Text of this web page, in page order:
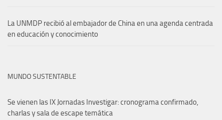
La UNMDP recibió al embajador de China en una agenda centrada
en educación y conocimiento
MUNDO SUSTENTABLE
Se vienen las IX Jornadas Investigar: cronograma confirmado,
charlas y sala de escape temática